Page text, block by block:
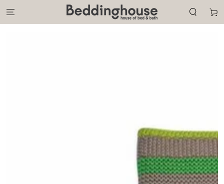
CONTENT